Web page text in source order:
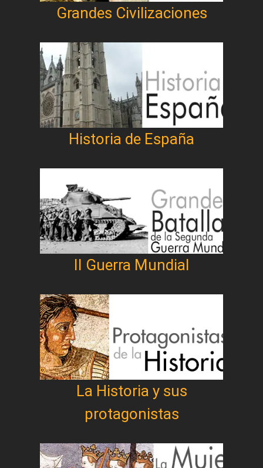
Grandes Civilizaciones
Historia de España
II Guerra Mundial
La Historia y sus
protagonistas